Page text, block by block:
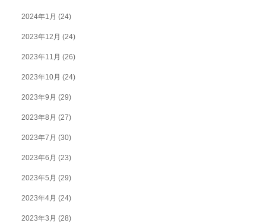
2024年1月 (24)
2023年12月 (24)
2023年11月 (26)
2023年10月 (24)
2023年9月 (29)
2023年8月 (27)
2023年7月 (30)
2023年6月 (23)
2023年5月 (29)
2023年4月 (24)
2023年3月 (28)